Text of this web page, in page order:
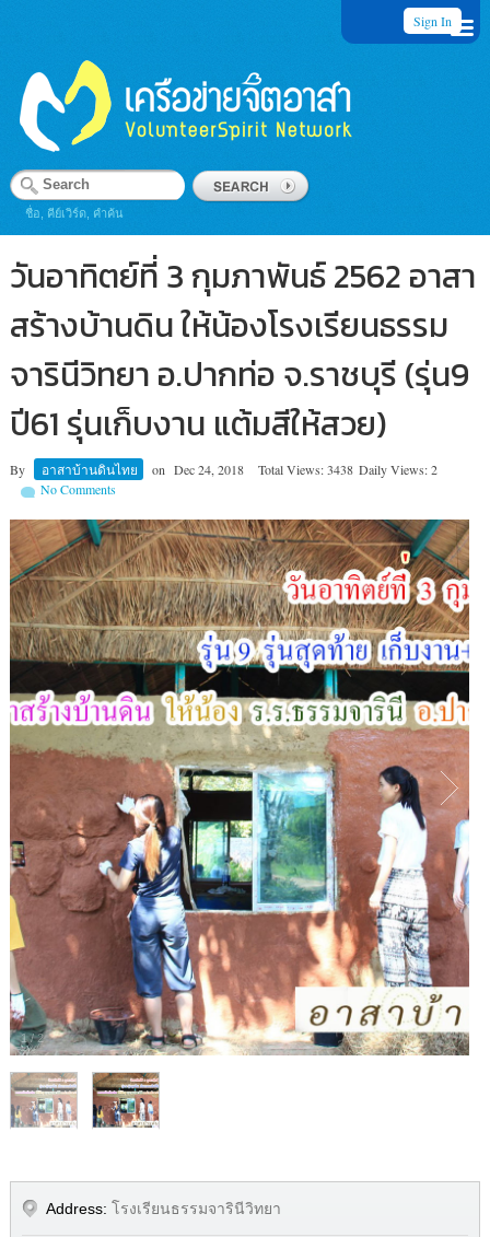
Sign In
ชื่อ, คีย์เวิร์ด, คำค้น
วันอาทิตย์ที่ 3 กุมภาพันธ์ 2562 อาสา
สร้างบ้านดิน ให้น้องโรงเรียนธรรม
จารินีวิทยา อ.ปากท่อ จ.ราชบุรี (รุ่น9
ปี61 รุ่นเก็บงาน แต้มสีให้สวย)
By อาสาบ้านดินไทย on Dec 24, 2018 Total Views: 3438 Daily Views: 2
No Comments
1/2
Address: โรงเรียนธรรมจารินีวิทยา